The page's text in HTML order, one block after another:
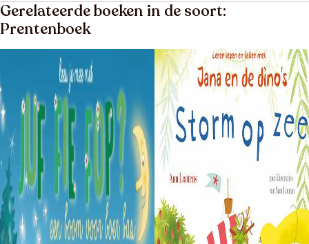
Gerelateerde boeken in de soort:
Prentenboek